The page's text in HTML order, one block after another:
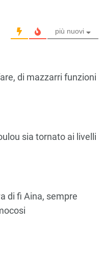
più nuovi
di mazzarri funzioni
sia tornato ai livelli
di fi Aina, sempre